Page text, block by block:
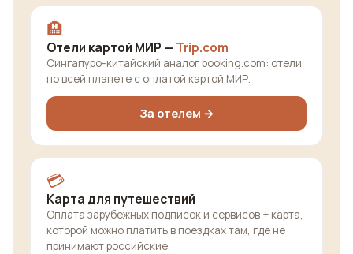
🏨
Отели картой МИР — Trip.com
Сингапуро-китайский аналог booking.com: отели
по всей планете с оплатой картой МИР.
За отелем →
💳
Карта для путешествий
Оплата зарубежных подписок и сервисов + карта,
которой можно платить в поездках там, где не
принимают российские.